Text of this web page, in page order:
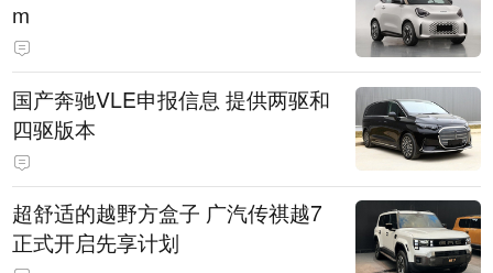
m
国产奔驰VLE申报信息 提供两驱和
四驱版本
超舒适的越野方盒子 广汽传祺越7
正式开启先享计划